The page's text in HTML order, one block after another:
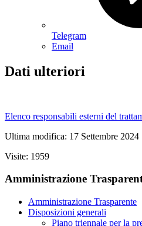
Telegram
Email
Dati ulteriori
Elenco responsabili esterni del
Ultima modifica: 17 Settembre 2024
Visite: 1959
Amministrazione
Amministrazione Trasparente
Disposizioni generali
Piano triennale per la